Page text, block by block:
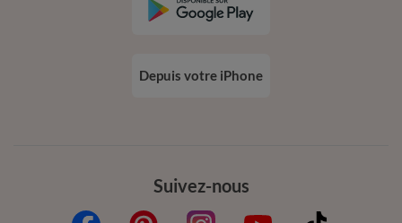
Suivez-nous
Depuis votre iPhone